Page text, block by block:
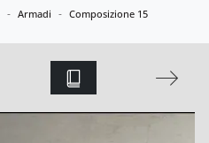
- Armadi - Composizione 15